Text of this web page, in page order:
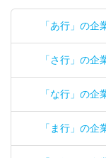
「あ行」の企
「さ行」の企
「な行」の企
「ま行」の企